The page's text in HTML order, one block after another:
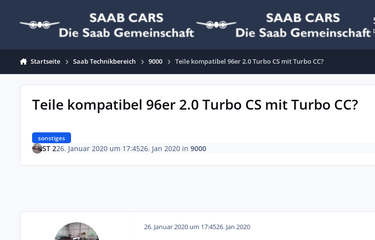
Startseite Saab Technikbereich 9000 Teile kompatibel 96er 2.0 Turbo CS mit Turbo CC?
Teile kompatibel 96er 2.0 Turbo CS mit Turbo CC?
sonstiges
ST 226. Januar 2020 um 17:4526. Jan 2020in 9000
26. Januar 2020 um 17:4526. Jan 2020